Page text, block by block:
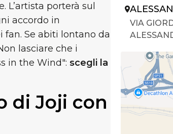
porterà sul
accordo in
fan. Se abiti lontano da
lasciare che i
in the Wind": scegli la
di Joji con
VIA